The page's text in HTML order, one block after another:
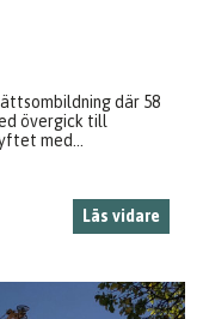
där 58
övergick till
med...
Läs vidare